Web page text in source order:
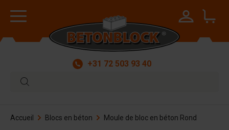
+31 72 503 93 40
Accueil Blocs en béton Moule de bloc en béton Rond